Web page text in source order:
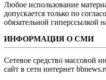
Любое использование
допускается только по
обязательной гиперссылкой
ИНФОРМАЦИЯ О СМИ
Сетевое средство массовой
сайт в сети интернет